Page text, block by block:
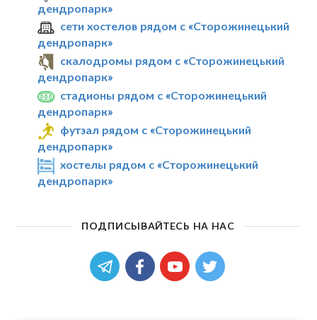
дендропарк»
сети хостелов рядом с «Сторожинецький
дендропарк»
скалодромы рядом с «Сторожинецький
дендропарк»
стадионы рядом с «Сторожинецький
дендропарк»
футзал рядом с «Сторожинецький
дендропарк»
хостелы рядом с «Сторожинецький
дендропарк»
ПОДПИСЫВАЙТЕСЬ НА НАС